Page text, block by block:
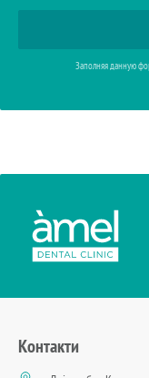
Заполняя данную
Контакти